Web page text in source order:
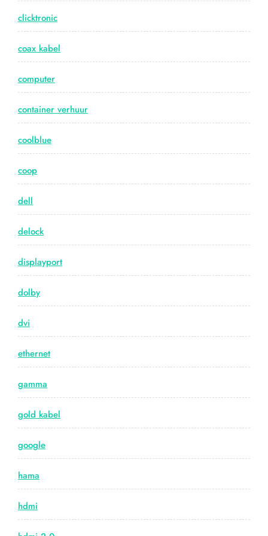
clicktronic
coax kabel
computer
container verhuur
coolblue
coop
dell
delock
displayport
dolby
dvi
ethernet
gamma
gold kabel
google
hama
hdmi